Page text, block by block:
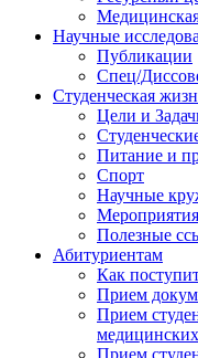
Научные
Публикации
Спец/
Студенческая
Цели и
Питание и
Спорт
Научные
Мероприятия
Полезные
Абитуриентам
Как
Прием
Прием
Прием